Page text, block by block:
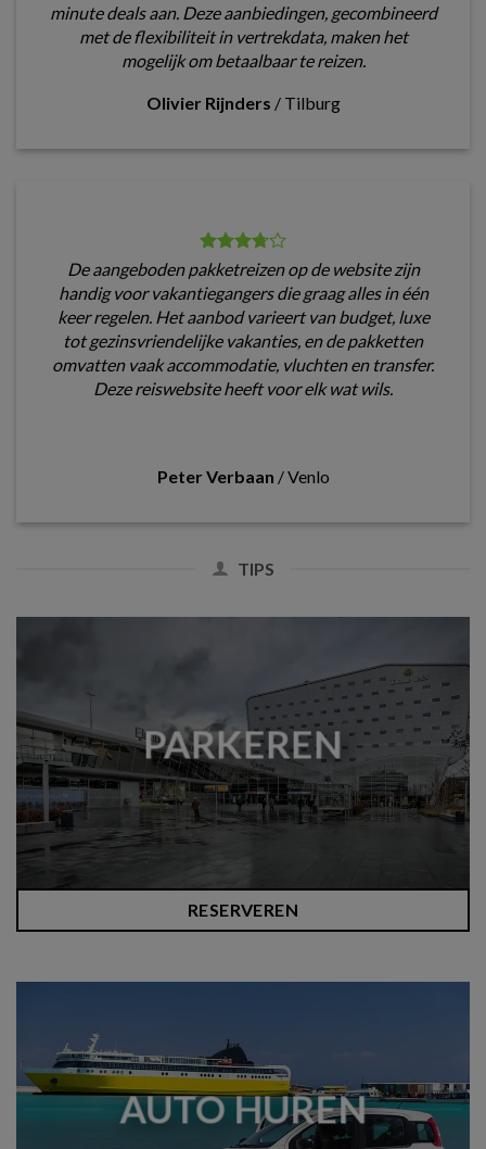
minute deals aan. Deze aanbiedingen, gecombineerd
met de flexibiliteit in vertrekdata, maken het
mogelijk om betaalbaar te reizen.
Olivier Rijnders / Tilburg
De aangeboden pakketreizen op de website zijn
handig voor vakantiegangers die graag alles in één
keer regelen. Het aanbod varieert van budget, luxe
tot gezinsvriendelijke vakanties, en de pakketten
omvatten vaak accommodatie, vluchten en transfer.
Deze reiswebsite heeft voor elk wat wils.
Peter Verbaan /Venlo
TIPS
PARKEREN
RESERVEREN
AUTO HUREN